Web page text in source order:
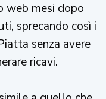
web mesi dopo
sprecando così i
senza avere
ricavi.